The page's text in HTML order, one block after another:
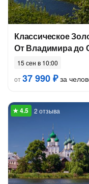
Классическое
От Владимира до
15 сен в 10:00
от37 990 ₽за
2 отзыва